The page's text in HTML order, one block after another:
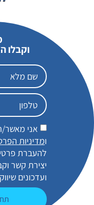
וקבלו
אני
ומדיניות
להעברת
יצירת קשר
ועדכונים